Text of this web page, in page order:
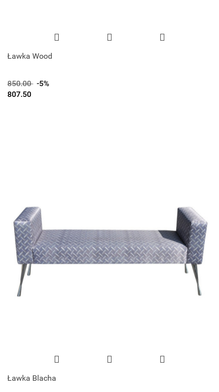
Ławka Wood
850.00 -5%
807.50
Ławka Blacha